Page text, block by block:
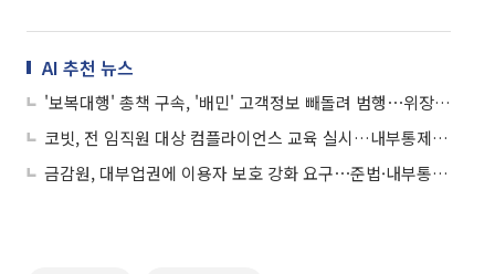
AI 추천 뉴스
'보복대행' 총책 구속, '배민' 고객정보 빼돌려 범행⋯위장취업까지
코빗, 전 임직원 대상 컴플라이언스 교육 실시…내부통제 강화
금감원, 대부업권에 이용자 보호 강화 요구⋯준법·내부통제 주문